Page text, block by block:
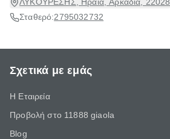
Σταθερό:2795032732
Σχετικά με εμάς
Η Εταιρεία
Προβολή στο 11888 giaola
Blog